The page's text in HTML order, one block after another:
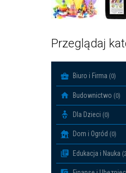
Przeglądaj
Biuro i Firma (0)
Budownictwo (0)
Dla Dzieci (0)
Dom i Ogród (0)
Edukacja i Nauka